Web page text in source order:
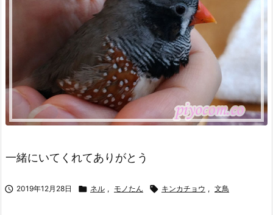
一緒にいてくれてありがとう
 2019年12月28日  ネル , モノたん  キンカチョウ , 文鳥